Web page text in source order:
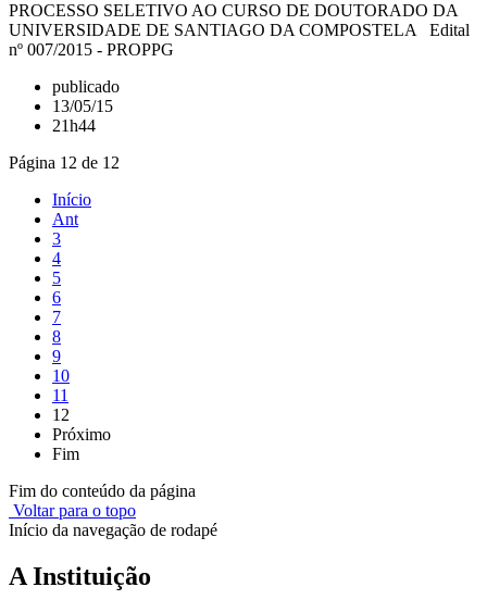
PROCESSO SELETIVO AO CURSO DE DOUTORADO DA
UNIVERSIDADE DE SANTIAGO DA COMPOSTELA Edital
nº 007/2015 - PROPPG
publicado
13/05/15
21h44
Página 12 de 12
Início
Ant
3
4
5
6
7
8
9
10
11
12
Próximo
Fim
Fim do conteúdo da página
Voltar para o topo
Início da navegação de rodapé
A Instituição